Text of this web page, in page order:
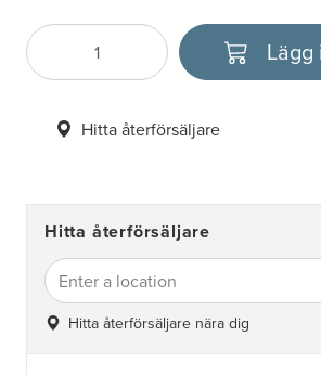
Antal
Välj enhet
Hitta återförsäljare
Hitta återförsäljare
Hitta återförsäljare nära dig